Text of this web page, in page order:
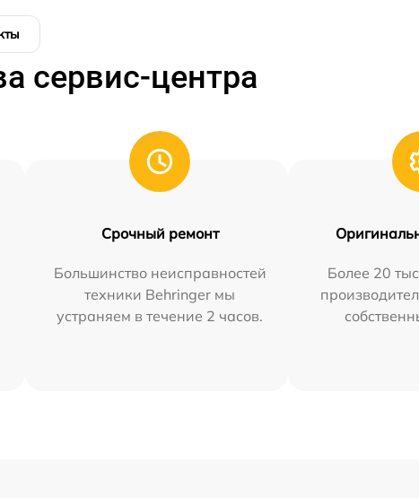
сервис-центра
Срочный ремонт
Большинство неисправностей
техники Behringer мы
устраняем в течение 2 часов.
Более 20